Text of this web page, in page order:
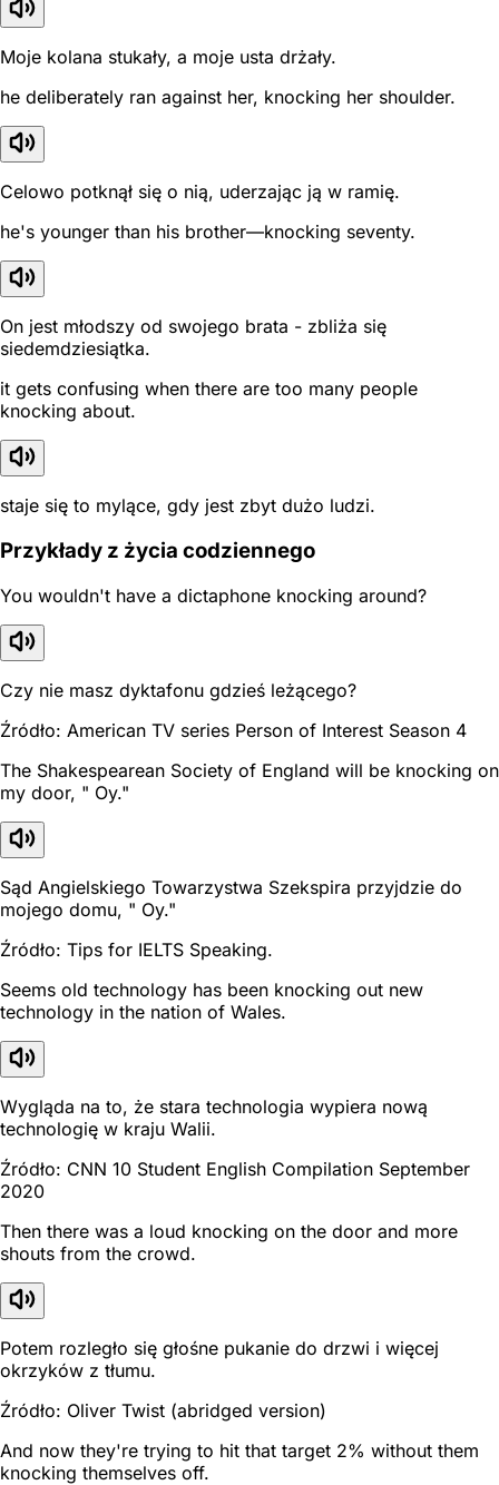
Moje kolana stukały, a moje usta drżały.
he deliberately ran against her, knocking her shoulder.
Celowo potknął się o nią, uderzając ją w ramię.
he's younger than his brother—knocking seventy.
On jest młodszy od swojego brata - zbliża się
siedemdziesiątka.
it gets confusing when there are too many people
knocking about.
staje się to mylące, gdy jest zbyt dużo ludzi.
Przykłady z życia codziennego
You wouldn't have a dictaphone knocking around?
Czy nie masz dyktafonu gdzieś leżącego?
Źródło: American TV series Person of Interest Season 4
The Shakespearean Society of England will be knocking on
my door, " Oy."
Sąd Angielskiego Towarzystwa Szekspira przyjdzie do
mojego domu, " Oy."
Źródło: Tips for IELTS Speaking.
Seems old technology has been knocking out new
technology in the nation of Wales.
Wygląda na to, że stara technologia wypiera nową
technologię w kraju Walii.
Źródło: CNN 10 Student English Compilation September
2020
Then there was a loud knocking on the door and more
shouts from the crowd.
Potem rozległo się głośne pukanie do drzwi i więcej
okrzyków z tłumu.
Źródło: Oliver Twist (abridged version)
And now they're trying to hit that target 2% without them
knocking themselves off.